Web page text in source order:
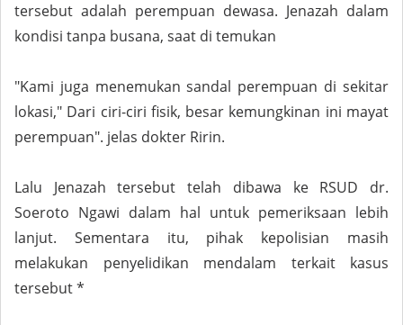
tersebut adalah perempuan dewasa. Jenazah dalam
kondisi tanpa busana, saat di temukan
"Kami juga menemukan sandal perempuan di sekitar
lokasi," Dari ciri-ciri fisik, besar kemungkinan ini mayat
perempuan". jelas dokter Ririn.
Lalu Jenazah tersebut telah dibawa ke RSUD dr.
Soeroto Ngawi dalam hal untuk pemeriksaan lebih
lanjut. Sementara itu, pihak kepolisian masih
melakukan penyelidikan mendalam terkait kasus
tersebut *